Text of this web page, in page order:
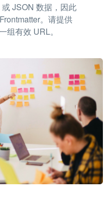
JSON 数据，因此
。请提供
组有效 URL。